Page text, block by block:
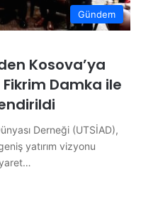
Gündem
Kosova’ya
Damka ile
Derneği (UTSİAD),
yatırım vizyonu